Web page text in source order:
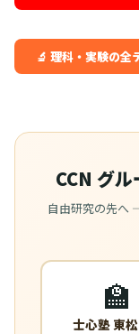
🔬 理科・実験の全
CCN グ
自由研究の先へ
🏫
士心塾 東